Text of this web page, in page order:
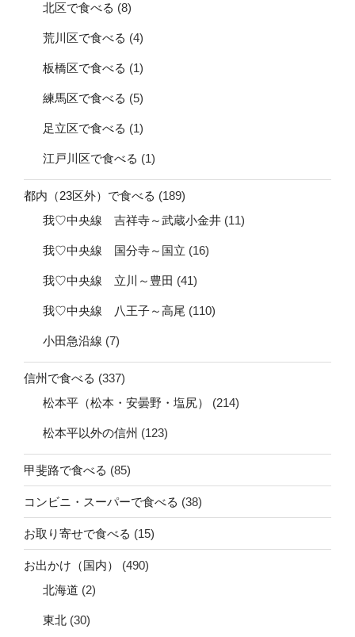
北区で食べる (8)
荒川区で食べる (4)
板橋区で食べる (1)
練馬区で食べる (5)
足立区で食べる (1)
江戸川区で食べる (1)
都内（23区外）で食べる (189)
我♡中央線 吉祥寺～武蔵小金井 (11)
我♡中央線 国分寺～国立 (16)
我♡中央線 立川～豊田 (41)
我♡中央線 八王子～高尾 (110)
小田急沿線 (7)
信州で食べる (337)
松本平（松本・安曇野・塩尻）
(214)
松本平以外の信州 (123)
甲斐路で食べる (85)
コンビニ・スーパーで食べる (38)
お取り寄せで食べる (15)
お出かけ（国内）
(490)
北海道 (2)
東北 (30)